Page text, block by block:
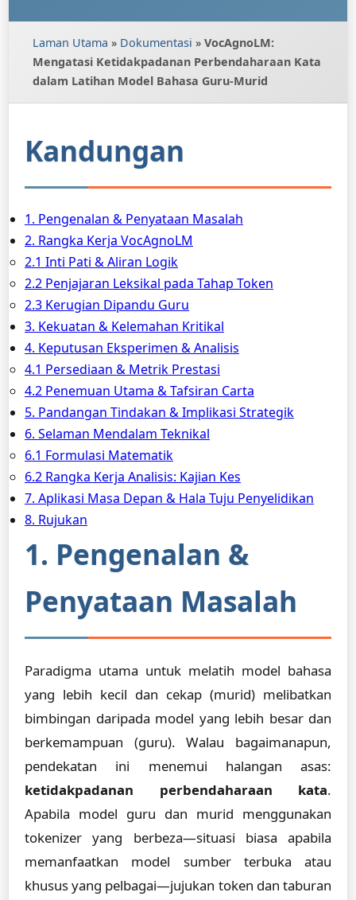
Laman Utama » Dokumentasi » VocAgnoLM:
Mengatasi Ketidakpadanan Perbendaharaan Kata
dalam Latihan Model Bahasa Guru-Murid
Kandungan
1. Pengenalan & Penyataan Masalah
2. Rangka Kerja VocAgnoLM
2.1 Inti Pati & Aliran Logik
2.2 Penjajaran Leksikal pada Tahap Token
2.3 Kerugian Dipandu Guru
3. Kekuatan & Kelemahan Kritikal
4. Keputusan Eksperimen & Analisis
4.1 Persediaan & Metrik Prestasi
4.2 Penemuan Utama & Tafsiran Carta
5. Pandangan Tindakan & Implikasi Strategik
6. Selaman Mendalam Teknikal
6.1 Formulasi Matematik
6.2 Rangka Kerja Analisis: Kajian Kes
7. Aplikasi Masa Depan & Hala Tuju Penyelidikan
8. Rujukan
1. Pengenalan &
Penyataan Masalah
Paradigma utama untuk melatih model bahasa
yang lebih kecil dan cekap (murid) melibatkan
bimbingan daripada model yang lebih besar dan
berkemampuan (guru). Walau bagaimanapun,
pendekatan ini menemui halangan asas:
ketidakpadanan perbendaharaan kata.
Apabila model guru dan murid menggunakan
tokenizer yang berbeza—situasi biasa apabila
memanfaatkan model sumber terbuka atau
khusus yang pelbagai—jujukan token dan taburan